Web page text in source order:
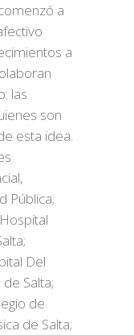
a
a
las
son
esta idea.
Pública;
Del
Salta;
de
de Salta;